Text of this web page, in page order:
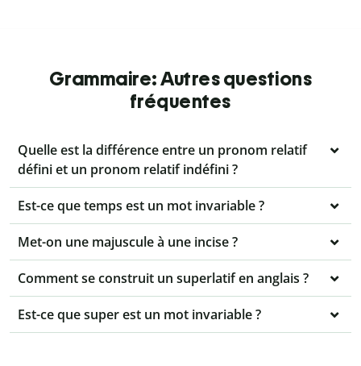
Grammaire: Autres questions
fréquentes
Quelle est la différence entre un pronom relatif
défini et un pronom relatif indéfini ?
Est-ce que temps est un mot invariable ?
Met-on une majuscule à une incise ?
Comment se construit un superlatif en anglais ?
Est-ce que super est un mot invariable ?